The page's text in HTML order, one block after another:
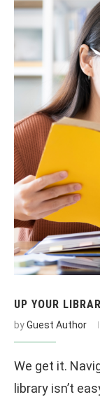
UP YOUR
byGuest Author
We get it.
library isn’t